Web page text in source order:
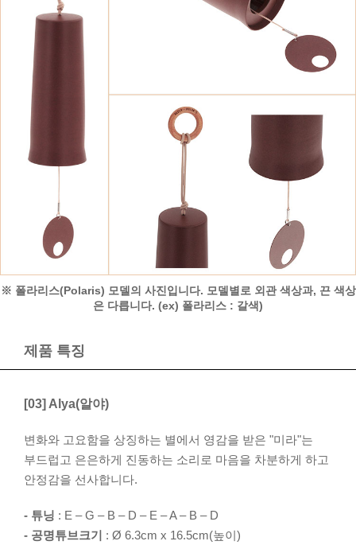
※ 폴라리스(Polaris) 모델의 사진입니다. 모델별로 외관 색상과, 끈 색상
은 다릅니다. (ex) 폴라리스 : 갈색)
제품 특징
[03] Alya(알야)
변화와 고요함을 상징하는 별에서 영감을 받은 "미라"는
부드럽고 은은하게 진동하는 소리로 마음을 차분하게 하고
안정감을 선사합니다.
- 튜닝 : E – G – B – D – E – A – B – D
- 공명튜브크기
: Ø 6.3cm x 16.5cm(높이)